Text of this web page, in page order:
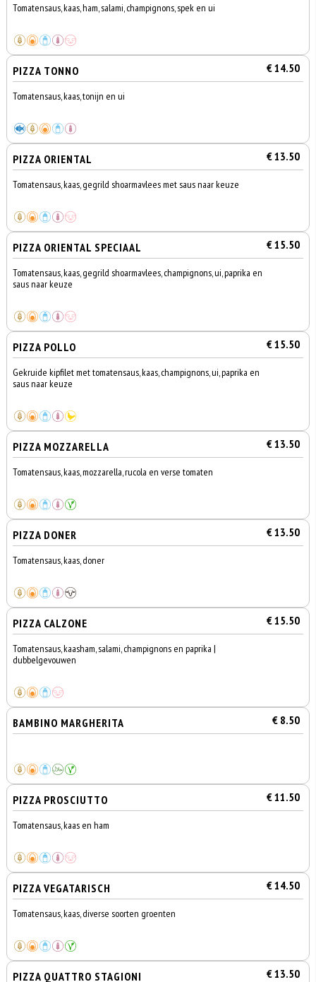
Tomatensaus, kaas, ham, salami, champignons, spek en ui
PIZZA TONNO € 14.50
Tomatensaus, kaas, tonijn en ui
PIZZA ORIENTAL € 13.50
Tomatensaus, kaas, gegrild shoarmavlees met saus naar keuze
PIZZA ORIENTAL SPECIAAL € 15.50
Tomatensaus, kaas, gegrild shoarmavlees, champignons, ui, paprika en
saus naar keuze
PIZZA POLLO € 15.50
Gekruide kipfilet met tomatensaus, kaas, champignons, ui, paprika en
saus naar keuze
PIZZA MOZZARELLA € 13.50
Tomatensaus, kaas, mozzarella, rucola en verse tomaten
PIZZA DONER € 13.50
Tomatensaus, kaas, doner
PIZZA CALZONE € 15.50
Tomatensaus, kaasham, salami, champignons en paprika |
dubbelgevouwen
BAMBINO MARGHERITA € 8.50
PIZZA PROSCIUTTO € 11.50
Tomatensaus, kaas en ham
PIZZA VEGATARISCH € 14.50
Tomatensaus, kaas, diverse soorten groenten
PIZZA QUATTRO STAGIONI € 13.50